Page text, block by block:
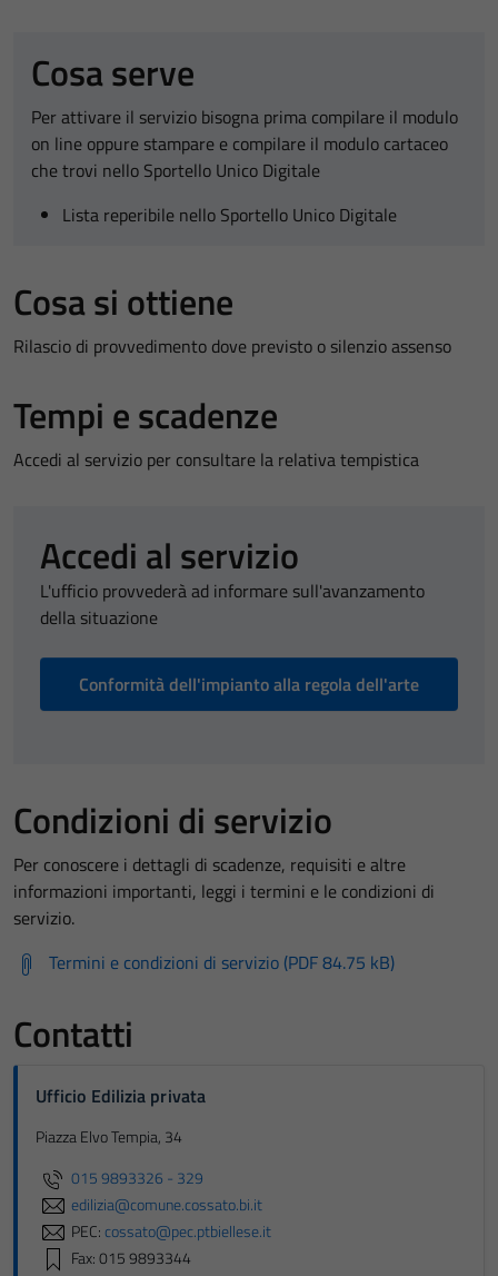
Cosa serve
Per attivare il servizio bisogna prima compilare il modulo
on line oppure stampare e compilare il modulo cartaceo
che trovi nello Sportello Unico Digitale
Lista reperibile nello Sportello Unico Digitale
Cosa si ottiene
Rilascio di provvedimento dove previsto o silenzio assenso
Tempi e scadenze
Accedi al servizio per consultare la relativa tempistica
Accedi al servizio
L'ufficio provvederà ad informare sull'avanzamento
della situazione
Conformità dell'impianto alla regola dell'arte
Condizioni di servizio
Per conoscere i dettagli di scadenze, requisiti e altre
informazioni importanti, leggi i termini e le condizioni di
servizio.
Termini e condizioni di servizio (PDF 84.75 kB)
Contatti
Ufficio Edilizia privata
Piazza Elvo Tempia, 34
015 9893326 - 329
edilizia@comune.cossato.bi.it
PEC:cossato@pec.ptbiellese.it
Fax: 015 9893344